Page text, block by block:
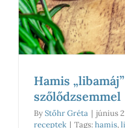
Hamis
szőlődzsemmel
ByStőhr Gréta | június
receptek | Tags:hamis,